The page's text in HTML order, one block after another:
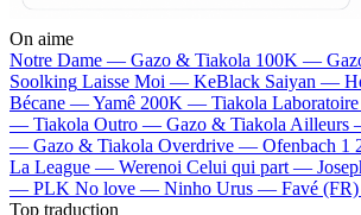
On aime
Notre Dame — Gazo & Tiakola 100K —
Soolking Laisse Moi — KeBlack Saiyan —
Bécane —Yamê 200K — Tiakola
— Tiakola Outro — Gazo & Tiakola Ailleurs
— Gazo & Tiakola Overdrive — Ofenbach 1
La League — Werenoi Celui qui part —
— PLK No love — Ninho Urus — Favé (FR)
Top traduction